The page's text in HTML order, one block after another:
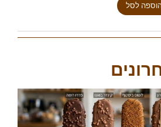
לסל